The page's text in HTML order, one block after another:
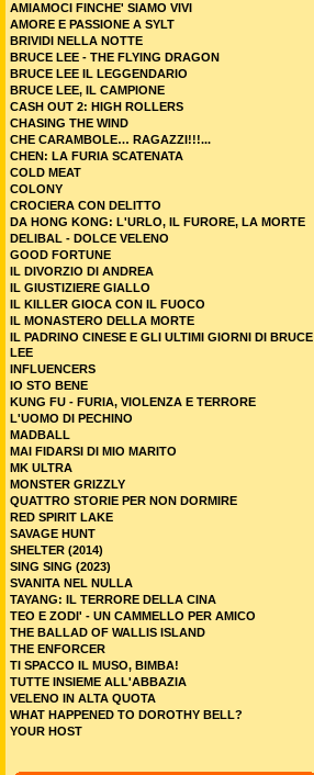
AMIAMOCI FINCHE' SIAMO VIVI
AMORE E PASSIONE A SYLT
BRIVIDI NELLA NOTTE
BRUCE LEE - THE FLYING DRAGON
BRUCE LEE IL LEGGENDARIO
BRUCE LEE, IL CAMPIONE
CASH OUT 2: HIGH ROLLERS
CHASING THE WIND
CHE CARAMBOLE… RAGAZZI!!!...
CHEN: LA FURIA SCATENATA
COLD MEAT
COLONY
CROCIERA CON DELITTO
DA HONG KONG: L'URLO, IL FURORE, LA MORTE
DELIBAL - DOLCE VELENO
GOOD FORTUNE
IL DIVORZIO DI ANDREA
IL GIUSTIZIERE GIALLO
IL KILLER GIOCA CON IL FUOCO
IL MONASTERO DELLA MORTE
IL PADRINO CINESE E GLI ULTIMI GIORNI DI BRUCE
LEE
INFLUENCERS
IO STO BENE
KUNG FU - FURIA, VIOLENZA E TERRORE
L'UOMO DI PECHINO
MADBALL
MAI FIDARSI DI MIO MARITO
MK ULTRA
MONSTER GRIZZLY
QUATTRO STORIE PER NON DORMIRE
RED SPIRIT LAKE
SAVAGE HUNT
SHELTER (2014)
SING SING (2023)
SVANITA NEL NULLA
TAYANG: IL TERRORE DELLA CINA
TEO E ZODI' - UN CAMMELLO PER AMICO
THE BALLAD OF WALLIS ISLAND
THE ENFORCER
TI SPACCO IL MUSO, BIMBA!
TUTTE INSIEME ALL'ABBAZIA
VELENO IN ALTA QUOTA
WHAT HAPPENED TO DOROTHY BELL?
YOUR HOST